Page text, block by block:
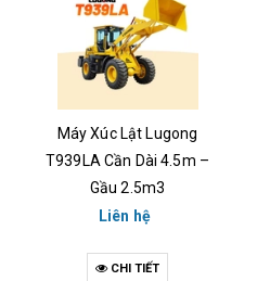
Máy Xúc Lật Lugong T939 –
Gầu 1.5m3
Liên hệ
CHI TIẾT